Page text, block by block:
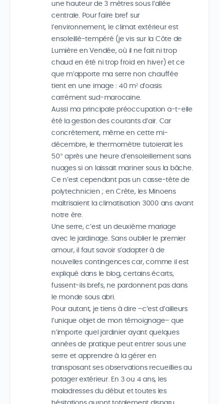
une hauteur de 3 mètres sous l’allée
centrale. Pour faire bref sur
l’environnement, le climat extérieur est
ensoleillé-tempéré (je vis sur la Côte de
Lumière en Vendée, où il ne fait ni trop
chaud en été ni trop froid en hiver) et ce
que m’apporte ma serre non chauffée
tient en une image : 40 m² d’oasis
carrément sud-marocaine.
Aussi ma principale préoccupation a-t-elle
été la gestion des courants d’air. Car
concrètement, même en cette mi-
décembre, le thermomètre tutoierait les
50° après une heure d’ensoleillement sans
nuages si on laissait mariner sous la bâche.
Ce n’est cependant pas un casse-tête de
polytechnicien ; en Crète, les Minoens
maîtrisaient la climatisation 3000 ans avant
notre ère.
Une serre, c’est un deuxième mariage
avec le jardinage. Sans oublier le premier
amour, il faut savoir s’adapter à de
nouvelles contingences car, comme il est
expliqué dans le blog, certains écarts,
fussent-ils brefs, ne pardonnent pas dans
le monde sous abri.
Pour autant, je tiens à dire –c’est d’ailleurs
l’unique objet de mon témoignage– que
n’importe quel jardinier ayant quelques
années de pratique peut entrer sous une
serre et apprendre à la gérer en
transposant ses observations recueillies au
potager extérieur. En 3 ou 4 ans, les
maladresses du début et toutes les